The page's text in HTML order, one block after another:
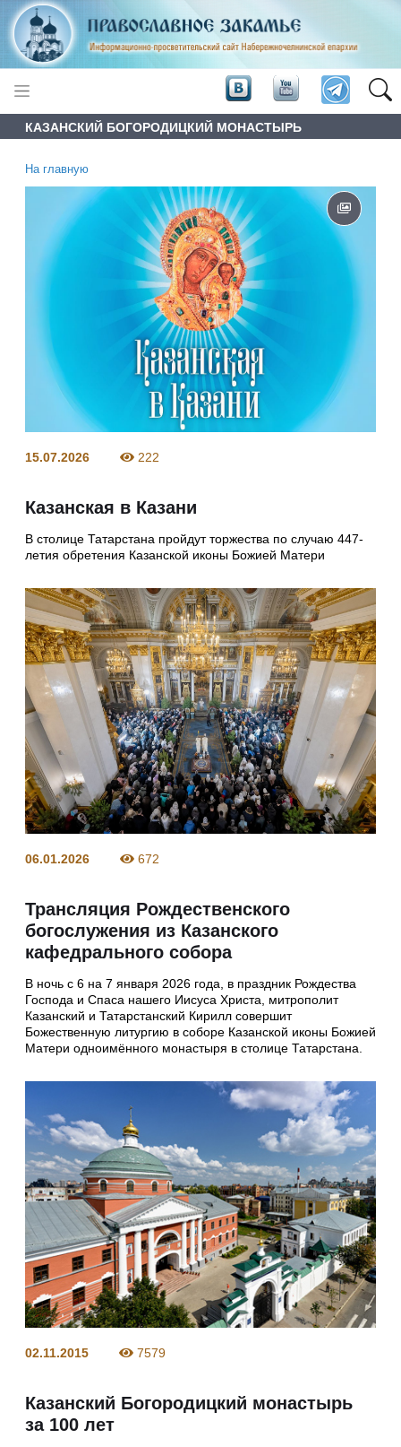
КАЗАНСКИЙ БОГОРОДИЦКИЙ МОНАСТЫРЬ
На главную
15.07.2026 222
Казанская в Казани
В столице Татарстана пройдут торжества по случаю 447-
летия обретения Казанской иконы Божией Матери
06.01.2026 672
Трансляция Рождественского
богослужения из Казанского
кафедрального собора
В ночь с 6 на 7 января 2026 года, в праздник Рождества
Господа и Спаса нашего Иисуса Христа, митрополит
Казанский и Татарстанский Кирилл совершит
Божественную литургию в соборе Казанской иконы Божией
Матери одноимённого монастыря в столице Татарстана.
02.11.2015 7579
Казанский Богородицкий монастырь
за 100 лет